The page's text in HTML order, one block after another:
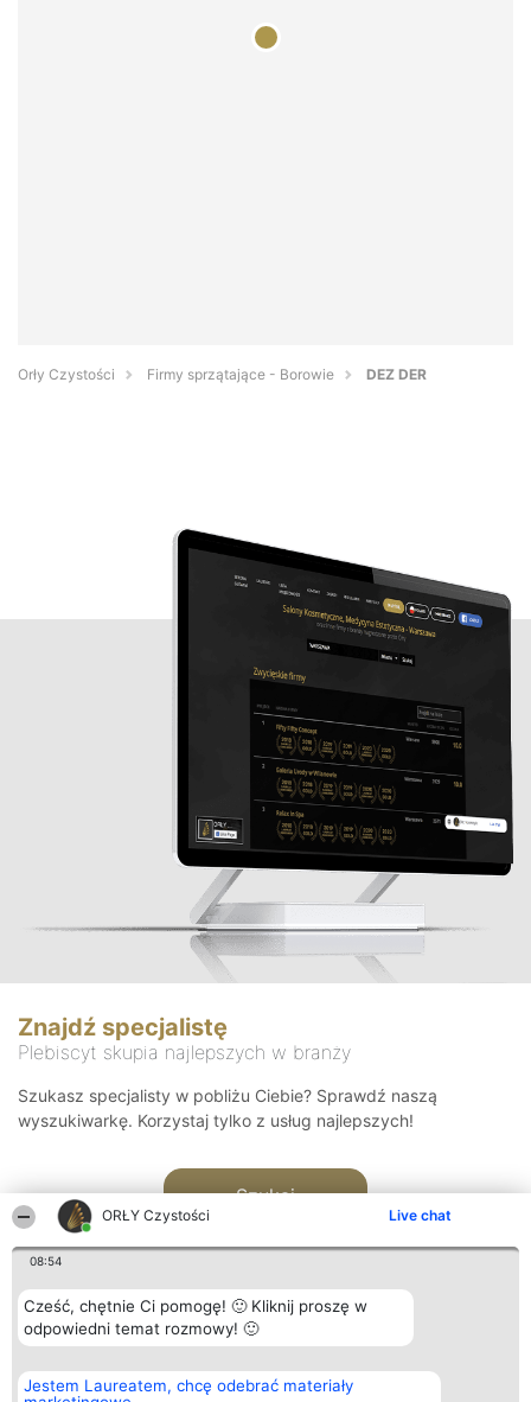
ORŁY Czystości Live chat
08:54
Cześć, chętnie Ci pomogę! 🙂 Kliknij proszę w
odpowiedni temat rozmowy! 🙂
Jestem Laureatem, chcę odebrać materiały
Orły Czystości Firmy sprzątające - Borowie DEZ DER
Znajdź specjalistę
Plebiscyt skupia najlepszych w branży
Szukasz specjalisty w pobliżu Ciebie? Sprawdź naszą
wyszukiwarkę. Korzystaj tylko z usług najlepszych!
Szukaj
Organizator plebiscytu
Bright Side Solutions sp. z o.
Plebiscyt
Laureaci
Kontakt
Kontakt